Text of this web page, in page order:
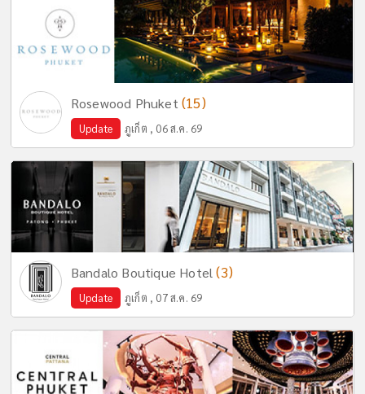
Rosewood Phuket (15)
Update ภูเก็ต , 06 ส.ค. 69
Bandalo Boutique Hotel(3)
Update ภูเก็ต , 07 ส.ค. 69